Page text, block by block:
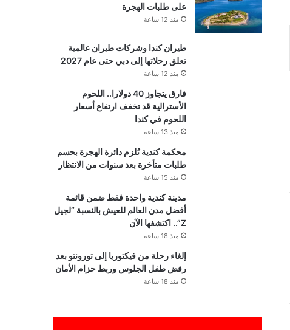
على طلبات الهجرة
منذ 12 ساعة
طيران كندا وشركات طيران عالمية
تعلق رحلاتها إلى دبي حتى عام 2027
منذ 12 ساعة
فارق يتجاوز 40 دولارا.. اللحوم
الأسترالية قد تخفف ارتفاع أسعار
اللحوم في كندا
منذ 13 ساعة
محكمة كندية تُلزم دائرة الهجرة بحسم
طلبات متأخرة بعد سنوات من الانتظار
منذ 15 ساعة
مدينة كندية واحدة فقط ضمن قائمة
أفضل مدن العالم للعيش بالنسبة “لجيل
Z”.. اكتشفها الآن
منذ 18 ساعة
إلغاء رحلة من فيكتوريا إلى تورونتو بعد
رفض طفل الجلوس وربط حزام الأمان
منذ 18 ساعة